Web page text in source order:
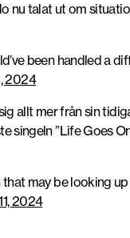
nu talat ut om
been handled a
2024
allt mer från sin
singeln ”Life Goes
may be looking
2024